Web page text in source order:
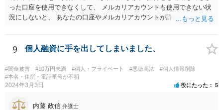
った口座を使用できなくして、 メルカリアカウントも使用できない状
況にしないと、 あなたの口座やメルカリアカウントが詐欺や闇金の取
容疑で警察の調べを受けたり、第三者から損害賠償請求をされるなど
の過酷な状況へと追い込まれていきます。 警察や、金融機関、メルカ
9 個人融資に手を出してしまいました、
#闇金被害 #10万円未満 #個人・プライベート #悪徳商法
#個人情報削除
#本名・住所・電話番号が不明
2024年3月3日 役にたった 5
内藤 政信 弁護士